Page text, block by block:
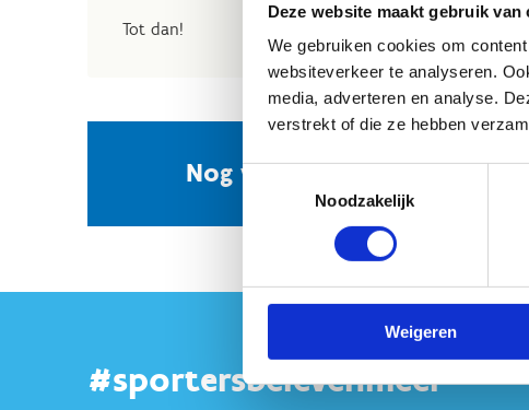
Deze website maakt gebruik van
We gebruiken cookies om
websiteverkeer te analyseren.
media, adverteren en analyse.
verstrekt of die ze hebben
Toestemmingsselectie
Noodzakelijk
Weigeren
Tot dan!
Nog vragen? Neem contact
#sportersbelevenmeer